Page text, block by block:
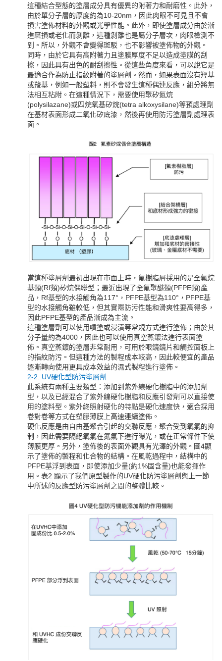
這種結合型態的塗層成分具有優異的附著力和耐磨性。此外，
由於單分子層的厚度約為10-20nm，因此肉眼不可見且不會
損害塗佈材料的外觀或光學性能。此外，即使塗層成分由於漸
進磨損或老化而剝離，這種剝離也是屬分子層次，肉眼檢測不
到。所以，外觀不會變得斑駁，也不影響被塗佈物的外觀。
同時，由於它具有高附著力且塗膜厚度不足以造成塗膜的刮
擦，因此具有出色的耐刮擦性。從這些角度來看，可以說它是
最適合作為防止指紋附著的塗層劑。然而，如果表面沒有羥基
或羧基，例如一般塑料，則不會發生這種偶連反應，組分將無
法相互粘附。在這種情況下，需要使用聚矽氮烷
(polysilazane)或四烷氧基矽烷(tetra alkoxysilane)等預處理劑
在基材表面形成二氧化矽底漆，然後再使用防污塗層劑處理表
面。
當這種塗層劑最初出現在市面上時，氟樹脂層採用的是全氟烷
基類(Rf類)矽烷偶聯型；最近出現了全氟聚醚類(PFPE類)產
品，Rf基型的水接觸角為117°，PFPE基型為110°，PFPE基
型的水接觸角雖較低，但其實際防污性能和滑爽性要高得多，
因此PFPE基型的產品漸成為主流。
這種塗層劑可以使用噴塗或浸漬等常規方式進行塗佈；由於其
分子量約為4000，因此也可以使用真空蒸鍍法進行表面塗
佈。真空蒸鍍的塗層非常耐用，可用於眼鏡鏡片和觸控面板上
的指紋防污。但這種方法的製程成本較高，因此較便宜的產品
逐漸轉向使用更具成本效益的濕式製程進行塗佈。
2-2. UV硬化型防污塗層劑
此系統有兩種主要類型：添加到紫外線硬化樹脂中的添加劑
型，以及已經混合了紫外線硬化樹脂和反應引發劑可以直接使
用的塗料型。紫外終照射硬化的特點是硬化速度快，適合採用
卷對卷等方式在塑膠薄膜上高速連續塗佈。
硬化反應是由自由基聚合引起的交聯反應，聚合受到氧氣的抑
制，因此需要隔絕氧氣在氮氣下進行曝光，或在正常條件下使
薄膜更厚。另外，塗佈後的表面外觀具有光澤的外觀。圖4顯
示了塗佈的製程和化合物的結構。在風乾過程中，結構中的
PFPE基浮到表面，即使添加少量(約1%固含量)也能發揮作
用。表2 顯示了我們原型製作的UV硬化防污塗層劑與上一節
中所述的反應型防污塗層劑之間的整體比較。